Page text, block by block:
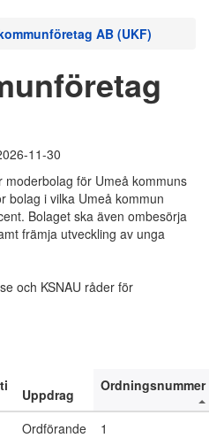
AB (UKF)
11-30
moderbolag för Umeå kommuns
bolag i vilka Umeå kommun
Bolaget ska även ombesörja
främja utveckling av unga
och KSNAU råder för
Uppdrag
Ordningsnummer
Ordförande
1